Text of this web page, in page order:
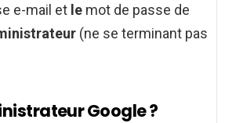
e-mail et le mot de passe de
(ne se terminant pas
Google ?